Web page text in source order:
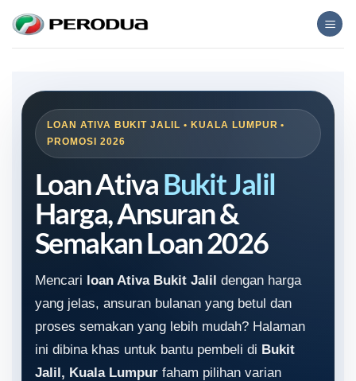
content
LOAN ATIVA BUKIT JALIL • KUALA LUMPUR •
PROMOSI 2026
Loan AtivaBukit Jalil
Harga, Ansuran &
Semakan Loan 2026
Mencari loan Ativa Bukit Jalil dengan harga
yang jelas, ansuran bulanan yang betul dan
proses semakan yang lebih mudah? Halaman
ini dibina khas untuk bantu pembeli di Bukit
Jalil, Kuala Lumpur faham pilihan varian